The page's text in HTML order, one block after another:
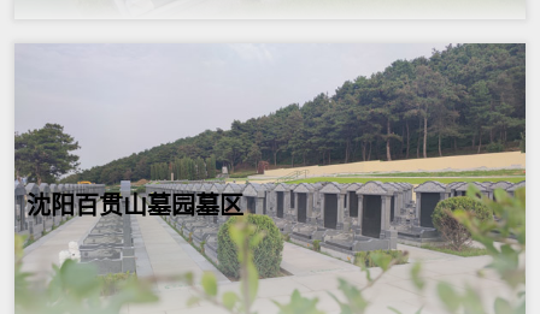
沈阳百贯山墓园墓区